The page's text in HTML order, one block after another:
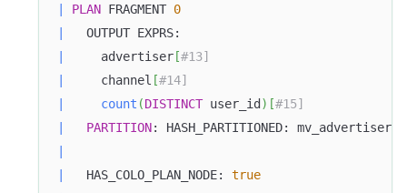
PLAN FRAGMENT 0
     advertiser
[#13]
     channel
[#14]
count (DISTINCT user_id ) [#15]
PARTITION: HASH_PARTITIONED: mv_advertiser
   HAS_COLO_PLAN_NODE:
true